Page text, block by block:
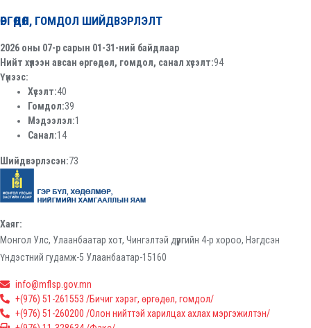
ӨРГӨДӨЛ, ГОМДОЛ ШИЙДВЭРЛЭЛТ
2026 оны 07-р сарын 01-31-ний байдлаар
Нийт хүлээн авсан өргөдөл, гомдол, санал хүсэлт:94
Үүнээс:
Хүсэлт:40
Гомдол:39
Мэдээлэл:1
Санал:14
Шийдвэрлэсэн:73
Хаяг:
Монгол Улс, Улаанбаатар хот, Чингэлтэй дүүргийн 4-р хороо, Нэгдсэн
Үндэстний гудамж-5 Улаанбаатар-15160
info@mflsp.gov.mn
+(976) 51-261553 /Бичиг хэрэг, өргөдөл, гомдол/
+(976) 51-260200 /Олон нийттэй харилцах ахлах мэргэжилтэн/